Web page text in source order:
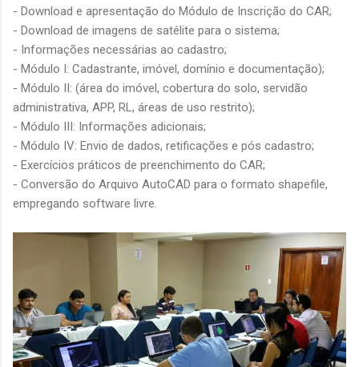
- Download e apresentação do Módulo de Inscrição do CAR;
- Download de imagens de satélite para o sistema;
- Informações necessárias ao cadastro;
- Módulo I: Cadastrante, imóvel, domínio e documentação);
- Módulo II: (área do imóvel, cobertura do solo, servidão
administrativa, APP, RL, áreas de uso restrito);
- Módulo III: Informações adicionais;
- Módulo IV: Envio de dados, retificações e pós cadastro;
- Exercícios práticos de preenchimento do CAR;
- Conversão do Arquivo AutoCAD para o formato shapefile,
empregando software livre.